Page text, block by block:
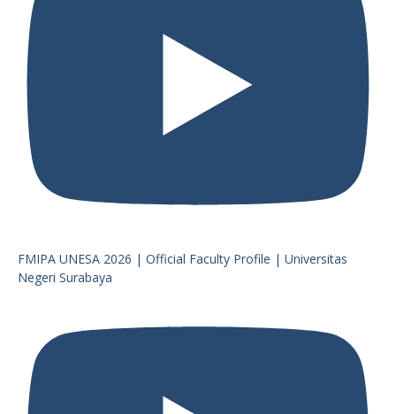
FMIPA UNESA 2026 | Official Faculty Profile | Universitas
Negeri Surabaya